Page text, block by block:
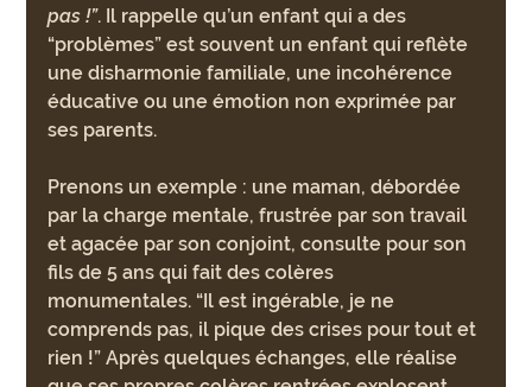
pas !”. Il rappelle qu’un enfant qui a des
“problèmes” est souvent un enfant qui reflète
une disharmonie familiale, une incohérence
éducative ou une émotion non exprimée par
ses parents.
Prenons un exemple : une maman, débordée
par la charge mentale, frustrée par son travail
et agacée par son conjoint, consulte pour son
fils de 5 ans qui fait des colères
monumentales. “Il est ingérable, je ne
comprends pas, il pique des crises pour tout et
rien !” Après quelques échanges, elle réalise